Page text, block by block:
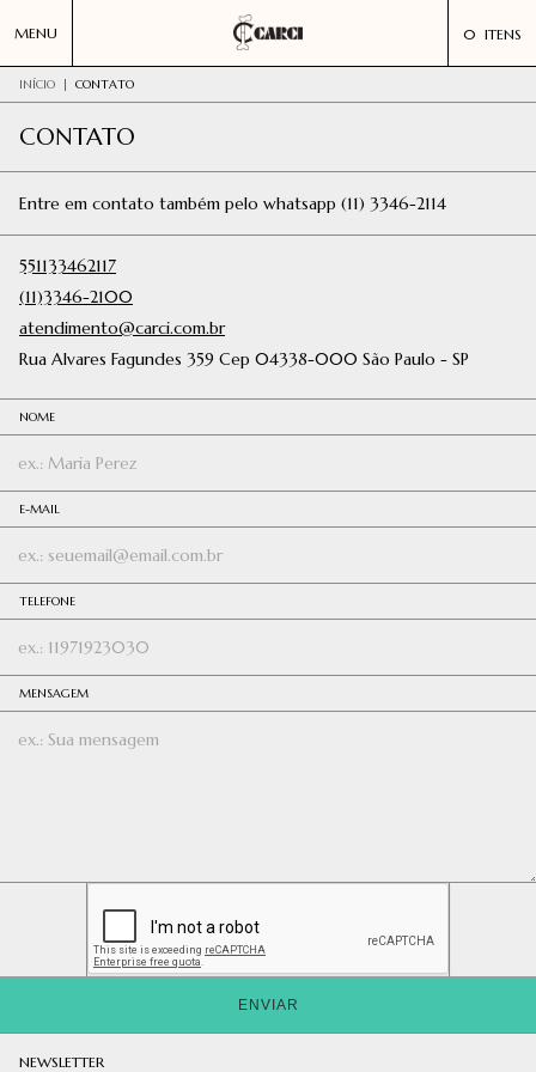
MENU 0 ITENS
INÍCIO | CONTATO
CONTATO
Entre em contato também pelo whatsapp (11) 3346-2114
551133462117
(11)3346-2100
atendimento@carci.com.br
Rua Alvares Fagundes 359 Cep 04338-000 São Paulo - SP
NOME
E-MAIL
TELEFONE
MENSAGEM
ENVIAR
NEWSLETTER